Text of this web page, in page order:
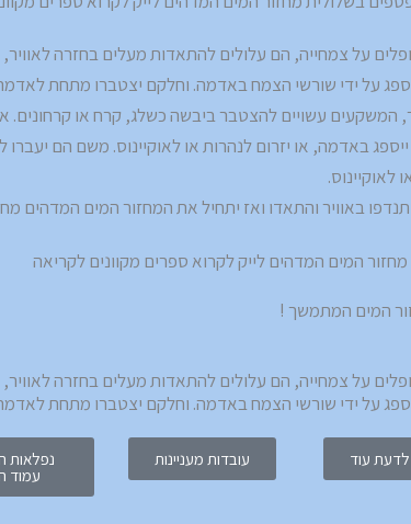
על צמחייה, הם עלולים להתאדות מעלים בחזרה
על ידי שורשי הצמח באדמה. וחלקם יצטברו מתחת
המשקעים עשויים להצטבר ביבשה כשלג, קרח או קרחונים.
ייספג באדמה, או יזרום לנהרות או לאוקיינוס. משם הם
לאוקיינוס.
באוויר והתאדו ואז יתחיל את המחזור המים המדהים
המים המתמשך !
על צמחייה, הם עלולים להתאדות מעלים בחזרה
על ידי שורשי הצמח באדמה. וחלקם יצטברו מתחת
לדעת עוד עובדות מעניינות נפלאות
עמוד